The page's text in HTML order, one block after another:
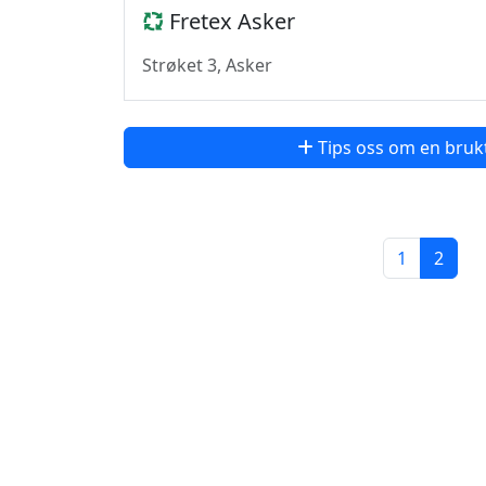
Fretex Asker
Strøket 3, Asker
Tips oss om en
1 2